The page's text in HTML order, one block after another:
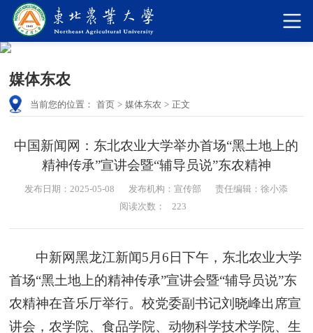
媒体东农
当前您的位置： 首页 > 媒体东农 > 正文
中国新闻网：东北农业大学举办首场“黑土地上的
精神传承”宣讲会暨“辅导员说”东农精神
发布日期：2025-05-08 发布机构：宣传部
责任编辑：徐小添
阅读次数：
223
中新网黑龙江新闻5月6日下午，东北农业大学
首场“黑土地上的精神传承”宣讲会暨“辅导员说”东
农精神在音乐厅举行。校党委副书记刘晓峰出席宣
讲会，农学院、食品学院、动物科学技术学院、生